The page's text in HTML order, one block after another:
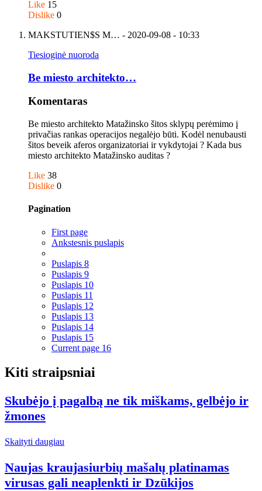
Like 15
Dislike 0
MAKSTUTIEN$S M… - 2020-09-08 - 10:33
Tiesioginė nuoroda
Be miesto architekto…
Komentaras
Be miesto architekto Matažinsko šitos sklypų perėmimo į
privačias rankas operacijos negalėjo būti. Kodėl nenubausti
šitos beveik aferos organizatoriai ir vykdytojai ? Kada bus
miesto architekto Matažinsko auditas ?
Like 38
Dislike 0
Pagination
First page
Ankstesnis puslapis
Puslapis 8
Puslapis 9
Puslapis 10
Puslapis 11
Puslapis 12
Puslapis 13
Puslapis 14
Puslapis 15
Current page 16
Kiti straipsniai
Skubėjo į pagalbą ne tik miškams, gelbėjo ir
žmones
Skaityti daugiau
Naujas kraujasiurbių mašalų platinamas
virusas gali neaplenkti ir Dzūkijos